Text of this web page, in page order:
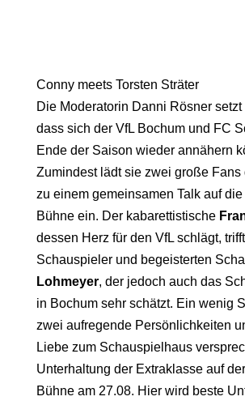
Conny meets Torsten Sträter
Die Moderatorin Danni Rösner
dass sich der VfL Bochum und FC
Ende der Saison wieder annähern
Zumindest lädt sie zwei große Fans
zu einem gemeinsamen Talk auf
Bühne ein. Der kabarettistische
dessen Herz für den VfL schlägt,
Schauspieler und begeisterten
Lohmeyer, der jedoch auch das
in Bochum sehr schätzt. Ein wenig
zwei aufregende Persönlichkeiten
Liebe zum Schauspielhaus
Unterhaltung der Extraklasse auf
Bühne am 27.08. Hier wird beste